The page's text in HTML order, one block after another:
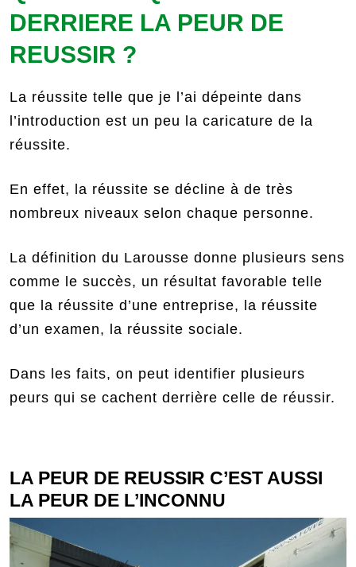
DERRIERE LA PEUR DE
REUSSIR ?
La réussite telle que je l’ai dépeinte dans
l’introduction est un peu la caricature de la
réussite.
En effet, la réussite se décline à de très
nombreux niveaux selon chaque personne.
La définition du Larousse donne plusieurs sens
comme le succès, un résultat favorable telle
que la réussite d’une entreprise, la réussite
d’un examen, la réussite sociale.
Dans les faits, on peut identifier plusieurs
peurs qui se cachent derrière celle de réussir.
LA PEUR DE REUSSIR C’EST AUSSI
LA PEUR DE L’INCONNU